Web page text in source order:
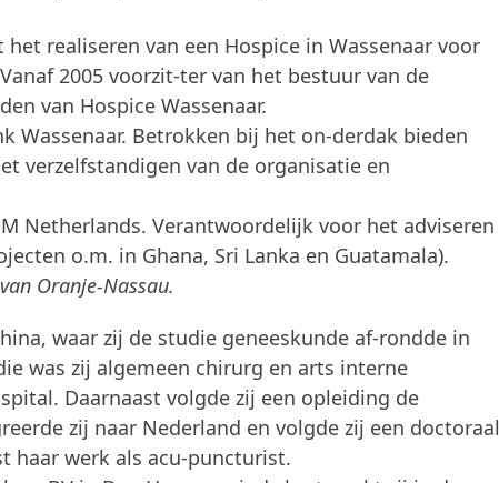
realiseren van een Hospice in Wassenaar voor
2005 voorzit-ter van het bestuur van de
van Hospice Wassenaar.
Wassenaar. Betrokken bij het on-derdak bieden
verzelfstandigen van de organisatie en
Netherlands. Verantwoordelijk voor het adviseren
o.m. in Ghana, Sri Lanka en Guatamala).
Oranje-Nassau.
waar zij de studie geneeskunde af-rondde in
was zij algemeen chirurg en arts interne
Daarnaast volgde zij een opleiding de
zij naar Nederland en volgde zij een doctoraal
haar werk als acu-puncturist.